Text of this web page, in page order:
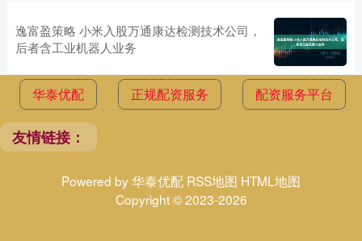
逸富盈策略 小米入股万通康达检测技术公司，
后者含工业机器人业务
华泰优配 正规配资服务 配资服务平台
友情链接：
Powered by华泰优配 RSS地图 HTML地图
Copyright© 2023-2026